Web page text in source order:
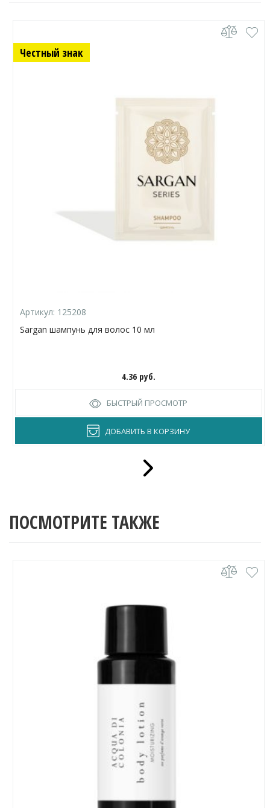
Честный знак
Артикул: 125208
Sargan шампунь для волос 10 мл
4.36 руб.
БЫСТРЫЙ ПРОСМОТР
ДОБАВИТЬ В КОРЗИНУ
ПОСМОТРИТЕ ТАКЖЕ